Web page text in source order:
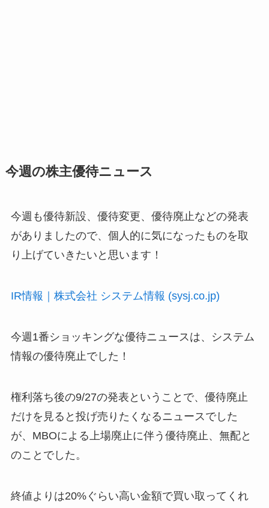
今週の株主優待ニュース
今週も優待新設、優待変更、優待廃止などの発表
がありましたので、個人的に気になったものを取
り上げていきたいと思います！
IR情報｜株式会社 システム情報 (sysj.co.jp)
今週1番ショッキングな優待ニュースは、システム
情報の優待廃止でした！
権利落ち後の9/27の発表ということで、優待廃止
だけを見ると投げ売りたくなるニュースでした
が、MBOによる上場廃止に伴う優待廃止、無配と
のことでした。
終値よりは20%ぐらい高い金額で買い取ってくれ